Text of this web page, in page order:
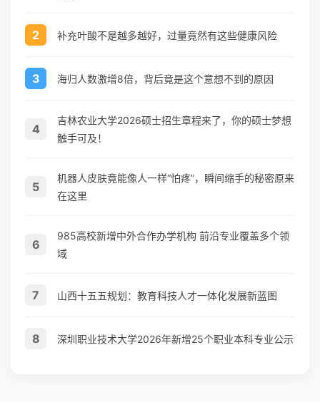
2 补充叶酸不是越多越好，过量竟然有这些健康风险
3 海归人数激增8倍，背后竟是这个意想不到的原因
4
吉林农业大学2026硕士招生章程来了，你的硕士梦想
触手可及！
5
机器人皮肤竟能像人一样“怕疼”，瞬间缩手的秘密原来
在这里
6
985高校新增中外合作办学机构 前沿专业覆盖多个领
域
7 山西十五五规划：教育科技人才一体化发展新蓝图
8 深圳职业技术大学2026年新增25个职业本科专业公示